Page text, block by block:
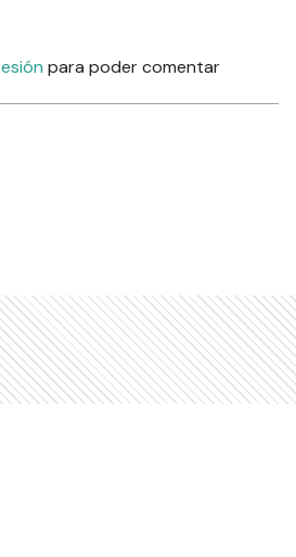
para poder comentar